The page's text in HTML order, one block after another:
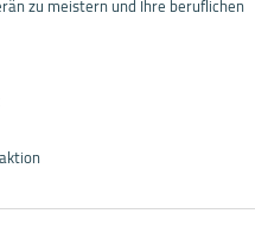
zu meistern und Ihre beruflichen